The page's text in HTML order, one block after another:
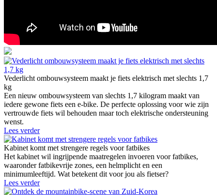
Vederlicht ombouwsysteem maakt je fiets elektrisch met slechts 1,7
kg
Een nieuw ombouwsysteem van slechts 1,7 kilogram maakt van
iedere gewone fiets een e-bike. De perfecte oplossing voor wie zijn
vertrouwde fiets wil behouden maar toch elektrische ondersteuning
wenst.
Lees verder
Kabinet komt met strengere regels voor fatbikes
Het kabinet wil ingrijpende maatregelen invoeren voor fatbikes,
waaronder fatbikevrije zones, een helmplicht en een
minimumleeftijd. Wat betekent dit voor jou als fietser?
Lees verder